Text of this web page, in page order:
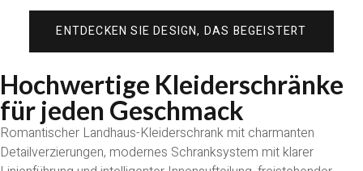
ENTDECKEN SIE DESIGN, DAS BEGEISTERT
Hochwertige Kleiderschränke
für jeden Geschmack
Romantischer Landhaus-Kleiderschrank mit charmanten
Detailverzierungen, modernes Schranksystem mit klarer